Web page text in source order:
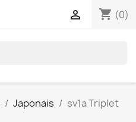
shopping_cart (0)

Japonais
sv1a Triplet